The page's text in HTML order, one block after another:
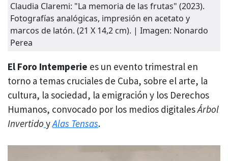
Claudia Claremi: "La memoria de las frutas" (2023).
Fotografías analógicas, impresión en acetato y
marcos de latón. (21 X 14,2 cm). | Imagen: Nonardo
Perea
El Foro Intemperie es un evento trimestral en
torno a temas cruciales de Cuba, sobre el arte, la
cultura, la sociedad, la emigración y los Derechos
Humanos, convocado por los medios digitalesÁrbol
Invertido yAlas Tensas.